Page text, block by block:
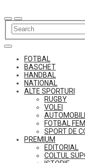
to
content
FOTBAL
BASCHET
HANDBAL
NATIONAL
ALTE SPORTURI
RUGBY
VOLEI
FOTBAL
SPORT DE
PREMIUM
EDITORIAL
COLTUL